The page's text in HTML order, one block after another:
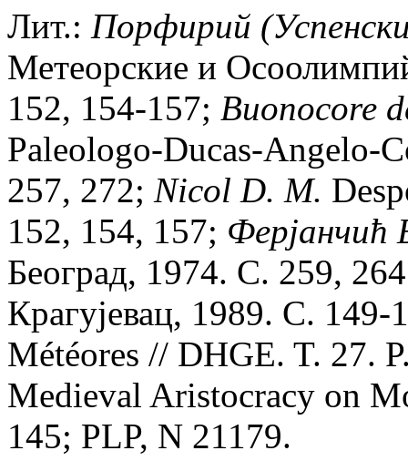
Лит.: Порфирий
Метеорские и
152, 154-157; Buonocore
Paleologo-Ducas-Angelo-
257, 272; Nicol D. M.
152, 154, 157; Ферjанчић
Београд, 1974. С. 259,
Крагуjевац, 1989. С. 149-
Météores // DHGE. T. 27.
Medieval Aristocracy on
145; PLP, N 21179.